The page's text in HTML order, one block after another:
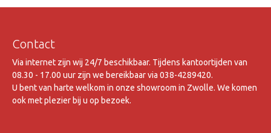
Contact
Via internet zijn wij 24/7 beschikbaar. Tijdens kantoortijden van
08.30 - 17.00 uur zijn we bereikbaar via 038-4289420.
U bent van harte welkom in onze showroom in Zwolle. We komen
ook met plezier bij u op bezoek.